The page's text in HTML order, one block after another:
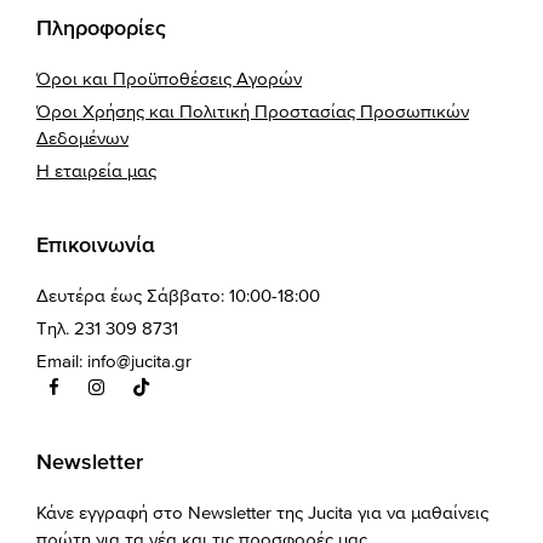
Πληροφορίες
Όροι και Προϋποθέσεις Αγορών
Όροι Χρήσης και Πολιτική Προστασίας Προσωπικών
Δεδομένων
Η εταιρεία μας
Επικοινωνία
Δευτέρα έως Σάββατο: 10:00-18:00
Τηλ. 231 309 8731
Email: info@jucita.gr
Newsletter
Κάνε εγγραφή στο Newsletter της Jucita για να μαθαίνεις